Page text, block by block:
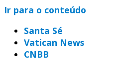
Ir para o conteúdo
Santa Sé
Vatican News
CNBB